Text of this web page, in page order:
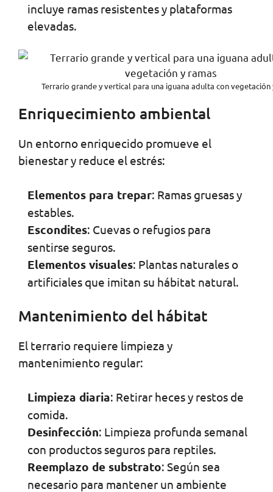
incluye ramas resistentes y plataformas
elevadas.
Terrario grande y vertical para una iguana adulta con vegetación
Enriquecimiento ambiental
Un entorno enriquecido promueve el
bienestar y reduce el estrés:
Elementos para trepar: Ramas gruesas y
estables.
Escondites: Cuevas o refugios para
sentirse seguros.
Elementos visuales: Plantas naturales o
artificiales que imitan su hábitat natural.
Mantenimiento del hábitat
El terrario requiere limpieza y
mantenimiento regular:
Limpieza diaria: Retirar heces y restos de
comida.
Desinfección: Limpieza profunda semanal
con productos seguros para reptiles.
Reemplazo de substrato: Según sea
necesario para mantener un ambiente